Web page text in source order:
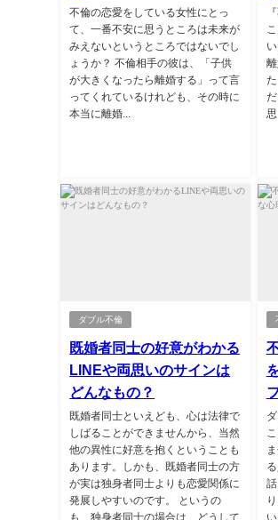
不倫の恋愛をしている女性にとっ
て、一番不安に思うところは未来が
みえないというところではないでし
ょうか？ 不倫相手の彼は、「子供
が大きくなったら離婚する」って言
ってくれているけれども、その時に
本当に離婚...
思
ダブル不倫
既婚者同士の好意がわかる
LINEや両思いのサインは
どんなもの？
既婚者同士といえども、心は法律で
しばることができませんから、当然
他の異性に好意を抱くということも
あります。しかも、既婚者同士の方
が実は独身者同士よりも恋愛関係に
発展しやすいのです。 というの
も、独身者同士の場合は、どうして